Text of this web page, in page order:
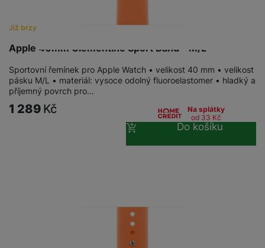
Apple 40mm Clementine Sport Band - M/L
Již brzy
Sportovní řemínek pro Apple Watch • velikost 40 mm • velikost
pásku M/L • materiál: vysoce odolný fluoroelastomer • hladký a
příjemný povrch pro…
1 289 Kč
Na splátky
od 33 Kč
Do košíku